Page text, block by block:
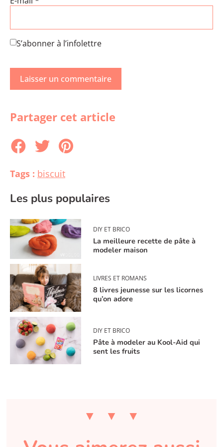
S’abonner à l’infolettre
Partager cet article
Tags : biscuit
Les plus populaires
DIY ET BRICO
La meilleure recette de pâte à
modeler maison
LIVRES ET ROMANS
8 livres jeunesse sur les licornes
qu’on adore
DIY ET BRICO
Pâte à modeler au Kool-Aid qui
sent les fruits